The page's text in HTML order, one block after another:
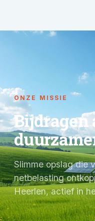
ONZE MISSIE
Bijdragen
Slimme opslag die
netbelasting
Heerlen, actief in